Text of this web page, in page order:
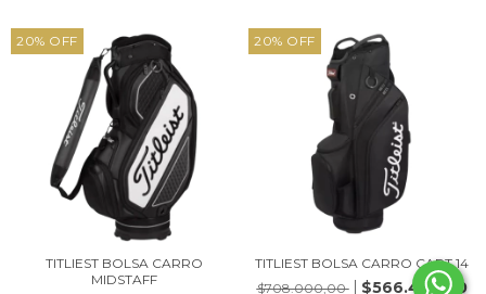
20% OFF
TITLIEST BOLSA CARRO
MIDSTAFF
20% OFF
TITLIEST BOLSA CARRO CART 14
$708.000,00
$566.400,00